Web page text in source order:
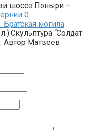
шоссе Поныри –
0
могила
“Солдат
Автор Матвеев